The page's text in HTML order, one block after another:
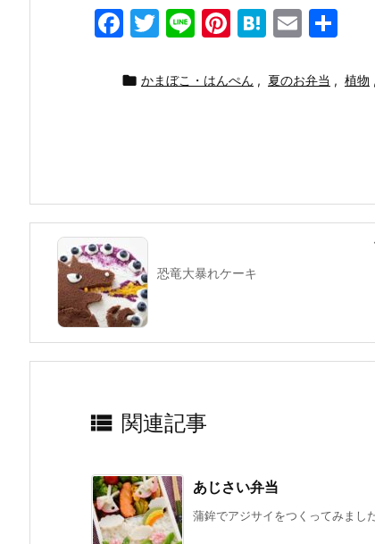
F
c
k
T
itt
Li
e
Pi
er
H
e
E
ai
 かまぼこ・はんぺん , 夏のお弁当 , 植物 ,
恐竜大暴れケーキ
 関連記事
あじさい弁当
蒲鉾でアジサイをつくってみまし